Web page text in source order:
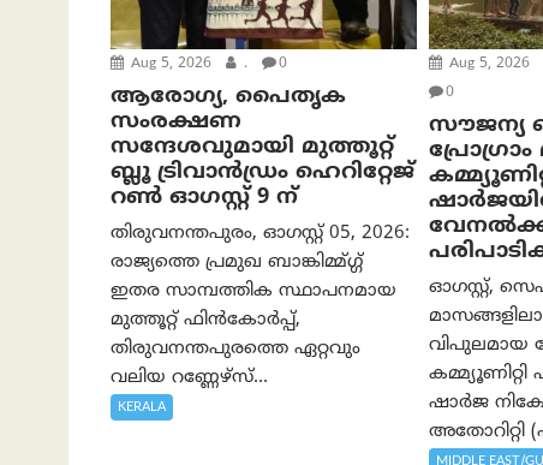
Aug 5, 2026 . 0
ആരോഗ്യ, പൈതൃക
സംരക്ഷണ
സന്ദേശവുമായി മുത്തൂറ്റ്
ബ്ലൂ ട്രിവാൻഡ്രം ഹെറിറ്റേജ്
റൺ ഓഗസ്റ്റ് 9 ന്
തിരുവനന്തപുരം, ഓഗസ്റ്റ് 05, 2026:
രാജ്യത്തെ പ്രമുഖ ബാങ്കിമ്മ്ഗ്ഗ്
ഇതര സാമ്പത്തിക സ്ഥാപനമായ
മുത്തൂറ്റ് ഫിൻകോർപ്പ്,
തിരുവനന്തപുരത്തെ ഏറ്റവും
വലിയ റണ്ണേഴ്‌സ്...
KERALA
Aug 5, 2026
0
സൗജന്യ
ഓഗസ്റ്റ്,
വിപുലമായ
കമ്മ്യൂണിറ്റി
ഷാർജ
അതോറിറ്റി
MIDDLE EAST/